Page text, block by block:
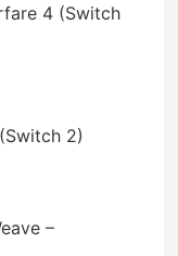
4 (Switch
2)
–